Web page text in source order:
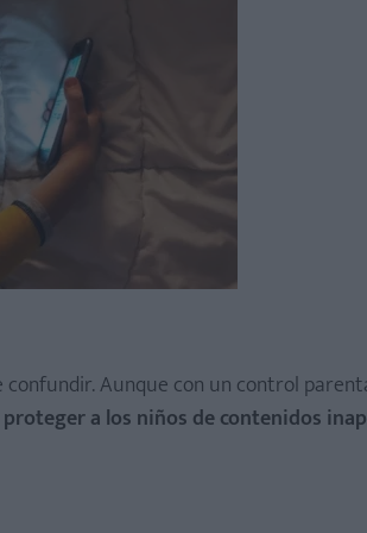
Aunque con un control
a los niños de contenidos